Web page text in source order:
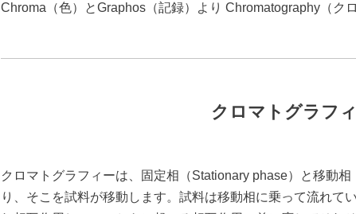
Chroma（色）とGraphos（記録）より Chromatography（ク
クロマトグラフ
クロマトグラフィーは、固定相（Stationary phase）と移動
り、そこを試料が移動します。試料は移動相に乗って流れて